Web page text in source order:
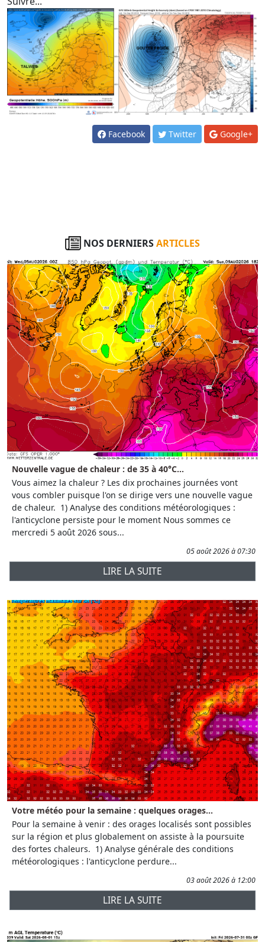
Facebook Twitter Google+
NOS DERNIERSARTICLES
Nouvelle vague de chaleur : de 35 à 40°C...
Vous aimez la chaleur ? Les dix prochaines journées vont
vous combler puisque l'on se dirige vers une nouvelle vague
de chaleur. 1) Analyse des conditions météorologiques :
l'anticyclone persiste pour le moment Nous sommes ce
mercredi 5 août 2026 sous...
05 août 2026 à 07:30
LIRE LA SUITE
Votre météo pour la semaine : quelques orages...
Pour la semaine à venir : des orages localisés sont possibles
sur la région et plus globalement on assiste à la poursuite
des fortes chaleurs. 1) Analyse générale des conditions
météorologiques : l'anticyclone perdure...
03 août 2026 à 12:00
LIRE LA SUITE